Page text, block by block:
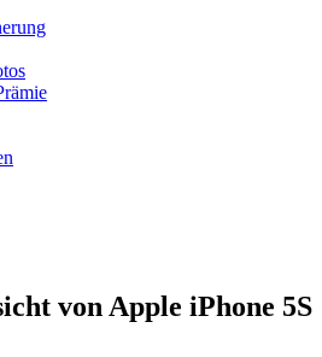
von Apple iPhone 5S